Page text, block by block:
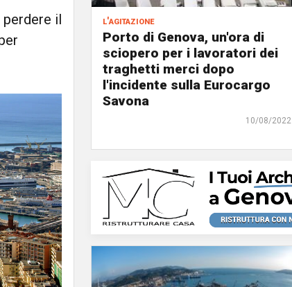
perdere il
l'agitazione
Porto di Genova, un'ora di
sciopero per i lavoratori dei
traghetti merci dopo
l'incidente sulla Eurocargo
Savona
10/08/2022